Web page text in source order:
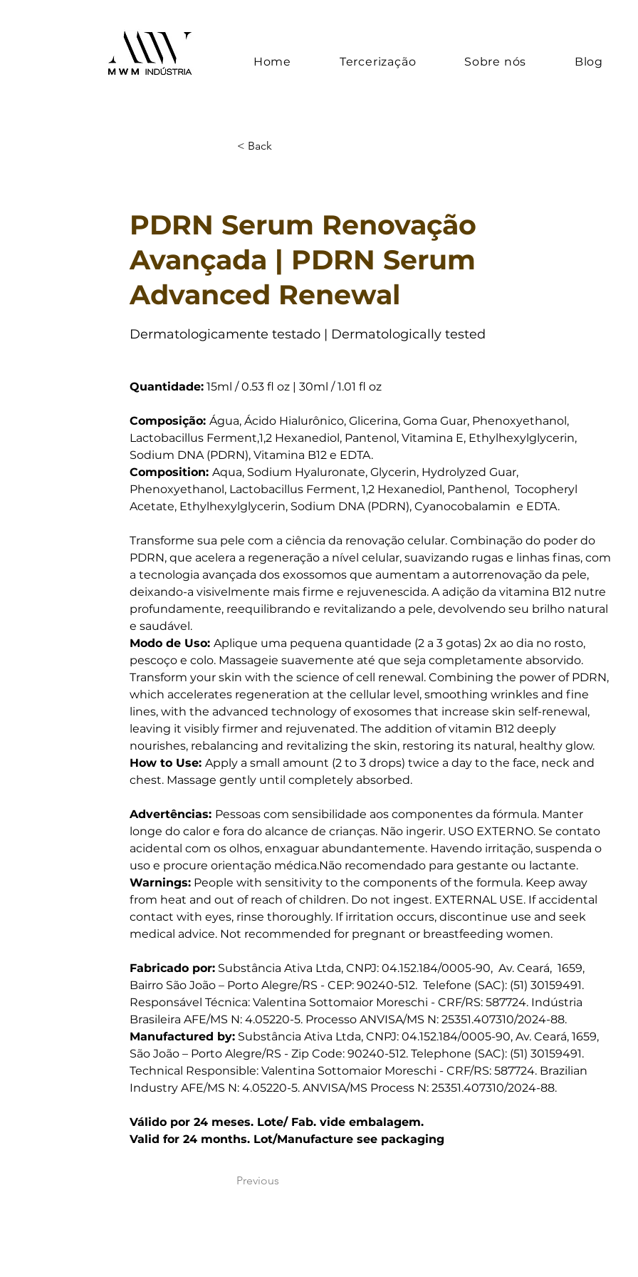
Home Tercerização Sobre nós Blog
< Back
PDRN Serum Renovação
Avançada | PDRN Serum
Advanced Renewal
Dermatologicamente testado | Dermatologically tested
Quantidade: 15ml / 0.53 fl oz | 30ml / 1.01 fl oz
Composição: Água, Ácido Hialurônico, Glicerina, Goma Guar, Phenoxyethanol,
Lactobacillus Ferment,1,2 Hexanediol, Pantenol, Vitamina E, Ethylhexylglycerin,
Sodium DNA (PDRN), Vitamina B12 e EDTA.
Composition: Aqua, Sodium Hyaluronate, Glycerin, Hydrolyzed Guar,
Phenoxyethanol, Lactobacillus Ferment, 1,2 Hexanediol, Panthenol,  Tocopheryl
Acetate, Ethylhexylglycerin, Sodium DNA (PDRN), Cyanocobalamin  e EDTA.
Transforme sua pele com a ciência da renovação celular. Combinação do poder do
PDRN, que acelera a regeneração a nível celular, suavizando rugas e linhas finas, com
a tecnologia avançada dos exossomos que aumentam a autorrenovação da pele,
deixando-a visivelmente mais firme e rejuvenescida. A adição da vitamina B12 nutre
profundamente, reequilibrando e revitalizando a pele, devolvendo seu brilho natural
e saudável.
Modo de Uso: Aplique uma pequena quantidade (2 a 3 gotas) 2x ao dia no rosto,
pescoço e colo. Massageie suavemente até que seja completamente absorvido.
Transform your skin with the science of cell renewal. Combining the power of PDRN,
which accelerates regeneration at the cellular level, smoothing wrinkles and fine
lines, with the advanced technology of exosomes that increase skin self-renewal,
leaving it visibly firmer and rejuvenated. The addition of vitamin B12 deeply
nourishes, rebalancing and revitalizing the skin, restoring its natural, healthy glow.
How to Use: Apply a small amount (2 to 3 drops) twice a day to the face, neck and
chest. Massage gently until completely absorbed.
Advertências: Pessoas com sensibilidade aos componentes da fórmula. Manter
longe do calor e fora do alcance de crianças. Não ingerir. USO EXTERNO. Se contato
acidental com os olhos, enxaguar abundantemente. Havendo irritação, suspenda o
uso e procure orientação médica.Não recomendado para gestante ou lactante.
Warnings: People with sensitivity to the components of the formula. Keep away
from heat and out of reach of children. Do not ingest. EXTERNAL USE. If accidental
contact with eyes, rinse thoroughly. If irritation occurs, discontinue use and seek
medical advice. Not recommended for pregnant or breastfeeding women.
Fabricado por: Substância Ativa Ltda, CNPJ: 04.152.184/0005-90,  Av. Ceará,  1659,
Bairro São João – Porto Alegre/RS - CEP: 90240-512.  Telefone (SAC): (51) 30159491.
Responsável Técnica: Valentina Sottomaior Moreschi - CRF/RS: 587724. Indústria
Brasileira AFE/MS N: 4.05220-5. Processo ANVISA/MS N: 25351.407310/2024-88.
Manufactured by: Substância Ativa Ltda, CNPJ: 04.152.184/0005-90, Av. Ceará, 1659,
São João – Porto Alegre/RS - Zip Code: 90240-512. Telephone (SAC): (51) 30159491.
Technical Responsible: Valentina Sottomaior Moreschi - CRF/RS: 587724. Brazilian
Industry AFE/MS N: 4.05220-5. ANVISA/MS Process N: 25351.407310/2024-88.
Válido por 24 meses. Lote/ Fab. vide embalagem.
Valid for 24 months. Lot/Manufacture see packaging
Previous